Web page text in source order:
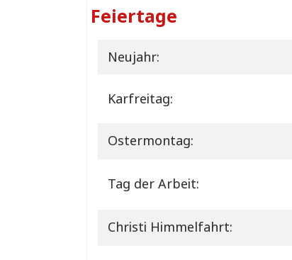
Feiertage
Neujahr:
Karfreitag:
Ostermontag:
Tag der Arbeit:
Christi Himmelfahrt: